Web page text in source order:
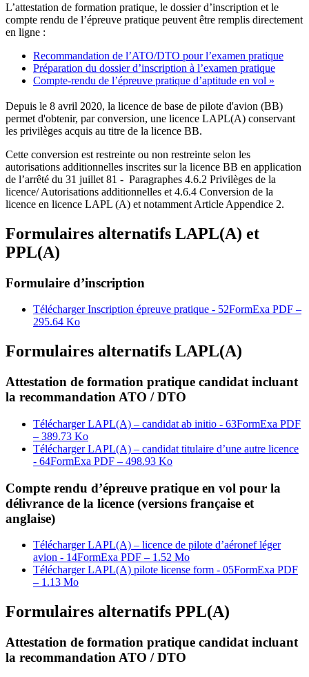
L’attestation de formation pratique, le dossier d’inscription et le
compte rendu de l’épreuve pratique peuvent être remplis directement
en ligne :
Recommandation de l’ATO/DTO pour l’examen pratique
Préparation du dossier d’inscription à l’examen pratique
Compte-rendu de l’épreuve pratique d’aptitude en vol »
Depuis le 8 avril 2020, la licence de base de pilote d'avion (BB)
permet d'obtenir, par conversion, une licence LAPL(A) conservant
les privilèges acquis au titre de la licence BB.
Cette conversion est restreinte ou non restreinte selon les
autorisations additionnelles inscrites sur la licence BB en application
de l’arrêté du 31 juillet 81 - Paragraphes 4.6.2 Privilèges de la
licence/ Autorisations additionnelles et 4.6.4 Conversion de la
licence en licence LAPL (A) et notamment Article Appendice 2.
Formulaires alternatifs LAPL(A) et
PPL(A)
Formulaire d’inscription
Télécharger Inscription épreuve pratique - 52FormExa PDF –
295.64 Ko
Formulaires alternatifs LAPL(A)
Attestation de formation pratique candidat incluant
la recommandation ATO / DTO
Télécharger LAPL(A) – candidat ab initio - 63FormExa PDF
– 389.73 Ko
Télécharger LAPL(A) – candidat titulaire d’une autre licence
- 64FormExa PDF – 498.93 Ko
Compte rendu d’épreuve pratique en vol pour la
délivrance de la licence (versions française et
anglaise)
Télécharger LAPL(A) – licence de pilote d’aéronef léger
avion - 14FormExa PDF – 1.52 Mo
Télécharger LAPL(A) pilote license form - 05FormExa PDF
– 1.13 Mo
Formulaires alternatifs PPL(A)
Attestation de formation pratique candidat incluant
la recommandation ATO / DTO